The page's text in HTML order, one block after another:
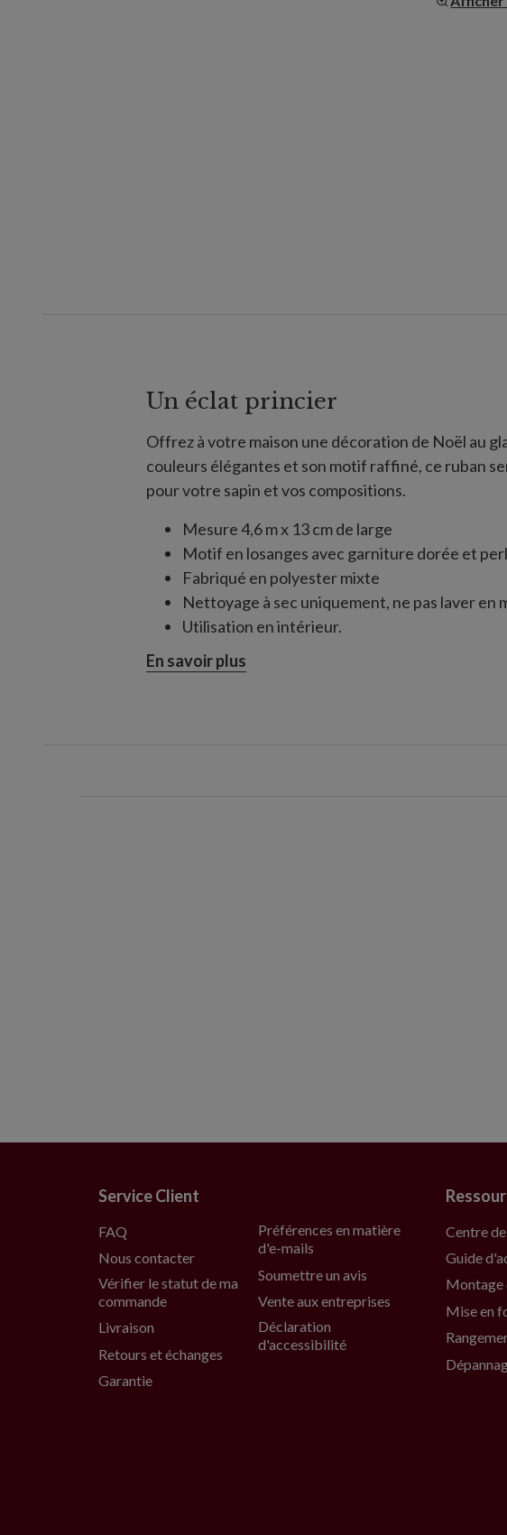
Un éclat princier
Offrez à votre maison une décoration de Noël au
couleurs élégantes et son motif raffiné, ce ruban
pour votre sapin et vos compositions.
Mesure 4,6 m x 13 cm de large
Motif en losanges avec garniture dorée et
Fabriqué en polyester mixte
Nettoyage à sec uniquement, ne pas laver en
Utilisation en intérieur.
En savoir plus
Service Client
FAQ
Nous contacter
Vérifier le statut de ma
commande
Livraison
Retours et échanges
Garantie
Préférences en matière
d'e-mails
Soumettre un avis
Vente aux entreprises
Déclaration
d'accessibilité
Centre
Guide
Montage
Mise en